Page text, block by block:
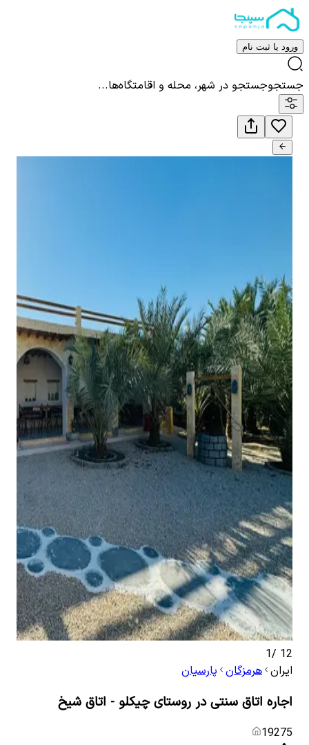
ورود یا ثبت نام
جستجوجستجو در شهر، محله و اقامتگاه‌ها...
12
/
1
ایران هرمزگان پارسیان
اجاره اتاق سنتی در روستای چیکلو - اتاق شیخ
19275